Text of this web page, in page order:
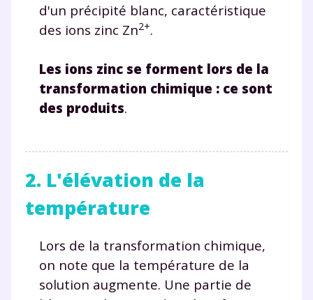
d'un précipité blanc, caractéristique
des ions zinc Zn2+.
Les ions zinc se forment lors de la
transformation chimique : ce sont
des produits.
2. L'élévation de la
température
Lors de la transformation chimique,
on note que la température de la
solution augmente. Une partie de